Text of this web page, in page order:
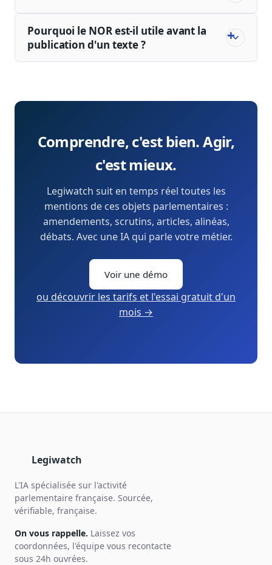
Pourquoi le NOR est-il utile avant la
publication d'un texte ?
Comprendre, c'est bien. Agir,
c'est mieux.
Legiwatch suit en temps réel toutes les
mentions de ces objets parlementaires :
amendements, scrutins, articles, alinéas,
débats. Avec une IA qui parle votre métier.
Voir une démo
ou découvrir les tarifs et l'essai gratuit d'un
mois →
Legiwatch
L'IA spécialisée sur l'activité
parlementaire française. Sourcée,
vérifiable, française.
On vous rappelle. Laissez vos
coordonnées, l'équipe vous recontacte
sous 24h ouvrées.